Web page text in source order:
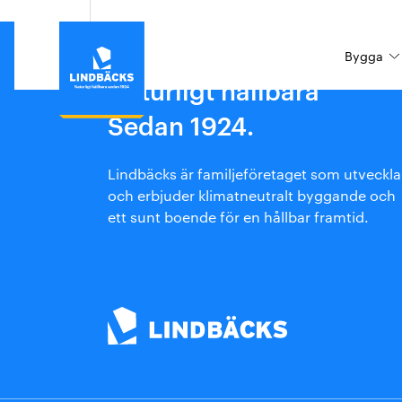
Bygga
Bygga
Vår process
Hållbarhet
Eftermarknad
Hyra
Boendeinformation
Investerare
Markägare
Our process
Sustainability
Om Lindbäcks
Pressrum
Sponsring och partnerskap
Naturligt hållbara
Sedan 1924.
Lindbäcks är familjeföretaget som
och erbjuder klimatneutralt byggande och
ett sunt boende för en hållbar framtid.